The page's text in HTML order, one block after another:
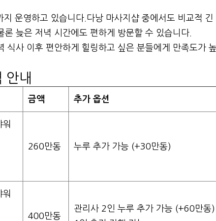
운영하고 있습니다.다낭 마사지샵 중에서도 비교적 긴
늦은 저녁 시간에도 편하게 방문할 수 있습니다.
식사 이후 편안하게 힐링하고 싶은 분들에게 만족도가
안내
금액 추가 옵션
260만동 누루 추가 가능 (+30만동)
400만동
관리사 2인 누루 추가 가능 (+60만동)